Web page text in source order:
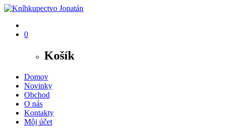
0
Košík
Domov
Novinky
Obchod
O nás
Kontakty
Môj účet